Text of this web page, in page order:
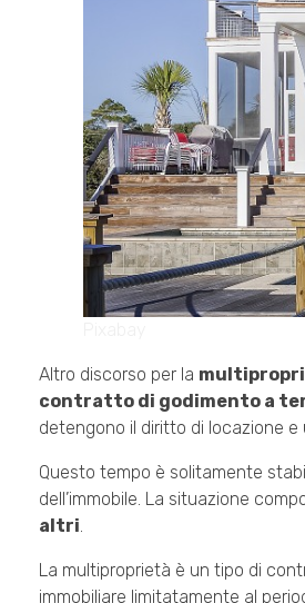
Altro discorso per la
contratto di godimento a
detengono il diritto di locazione e
Questo tempo è solitamente
dell’immobile. La situazione
altri
La multiproprietà è un tipo di
immobiliare limitatamente al